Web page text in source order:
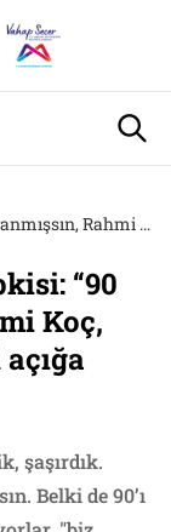
Kandil’den Koç’a fıkra tepkisi: “90 yaşına dayanmışsın, Rahmi Koç, Türkiye’deki bir zihniyeti açığa vurmuştur”
“90
Koç,
şaşırdık.
Belki de 90’ı